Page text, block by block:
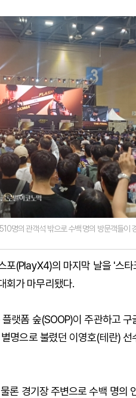
명의 관객석 밖으로 수백 명의 방문객들이
포(PlayX4)의 마지막 날을 '스
회가 마무리됐다.
랫폼 숲(SOOP)이 주관하고
명으로 불렸던 이영호(테란)
론 경기장 주변으로 수백 명의